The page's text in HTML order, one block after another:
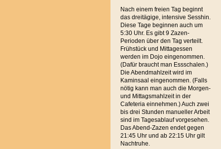
Nach einem freien Tag beginnt
das dreitägige, intensive Sesshin.
Diese Tage beginnen auch um
5:30 Uhr. Es gibt 9 Zazen-
Perioden über den Tag verteilt.
Frühstück und Mittagessen
werden im Dojo eingenommen.
(Dafür braucht man Essschalen.)
Die Abendmahlzeit wird im
Kaminsaal eingenommen. (Falls
nötig kann man auch die Morgen-
und Mittagsmahlzeit in der
Cafeteria einnehmen.) Auch zwei
bis drei Stunden manueller Arbeit
sind im Tagesablauf vorgesehen.
Das Abend-Zazen endet gegen
21:45 Uhr und ab 22:15 Uhr gilt
Nachtruhe.